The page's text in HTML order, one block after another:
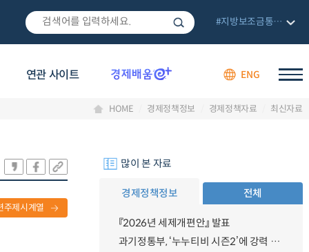
연관 사이트 ENG
#지방보조금통합관리망
HOME 경제정책정보 경제정책자료 최신자료
주제시계열
많이 본 자료
경제정책정보 전체
『2026년 세제개편안』 발표
과기정통부, ‘누누티비 시즌2’에 강력 대응 의지 밝혀